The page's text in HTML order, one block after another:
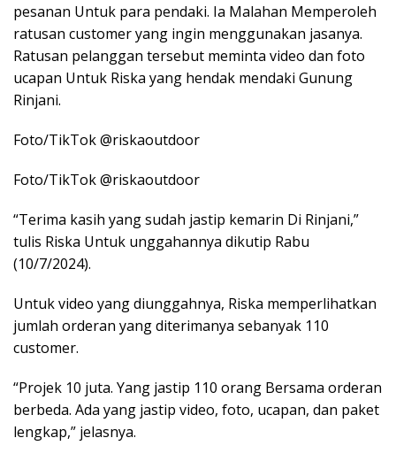
pesanan Untuk para pendaki. Ia Malahan Memperoleh
ratusan customer yang ingin menggunakan jasanya.
Ratusan pelanggan tersebut meminta video dan foto
ucapan Untuk Riska yang hendak mendaki Gunung
Rinjani.
Foto/TikTok @riskaoutdoor
Foto/TikTok @riskaoutdoor
“Terima kasih yang sudah jastip kemarin Di Rinjani,”
tulis Riska Untuk unggahannya dikutip Rabu
(10/7/2024).
Untuk video yang diunggahnya, Riska memperlihatkan
jumlah orderan yang diterimanya sebanyak 110
customer.
“Projek 10 juta. Yang jastip 110 orang Bersama orderan
berbeda. Ada yang jastip video, foto, ucapan, dan paket
lengkap,” jelasnya.